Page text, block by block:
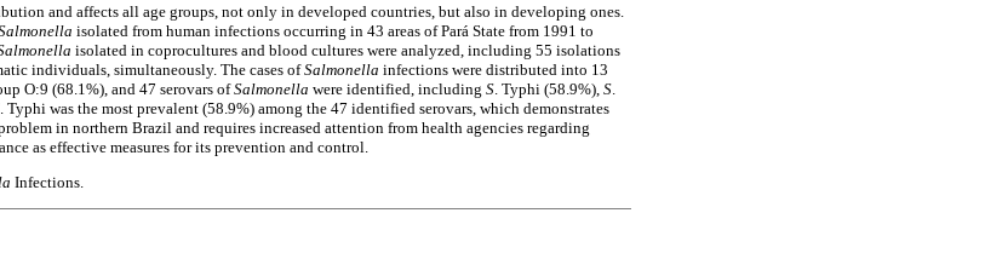
and affects all age groups, not only in developed countries, but also in developing ones.
isolated from human infections occurring in 43 areas of Pará State from 1991 to
isolated in coprocultures and blood cultures were analyzed, including 55 isolations
individuals, simultaneously. The cases ofSalmonella infections were distributed into 13
O:9 (68.1%), and 47 serovars ofSalmonella were identified, including S . Typhi (58.9%), S
. Typhi was the most prevalent (58.9%) among the 47 identified serovars, which demonstrates
in northern Brazil and requires increased attention from health agencies regarding
as effective measures for its prevention and control.
Infections.